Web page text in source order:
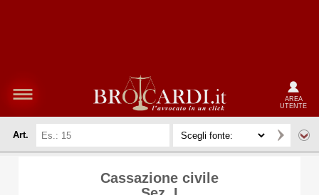
AREA
UTENTE
Art.
Cassazione civile